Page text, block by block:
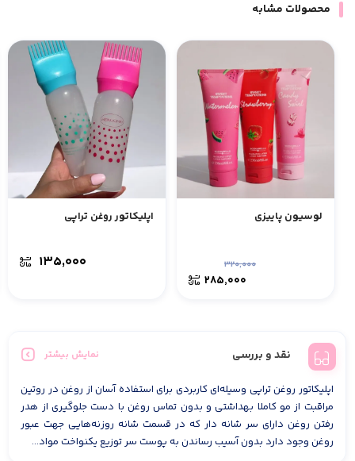
محصولات مشابه
لوسیون پاییزی
۳۲۰,۰۰۰
۲۸۵,۰۰۰
اپلیکاتور روغن تراپی
۱۳۵,۰۰۰
نقد و بررسی نمایش بیشتر
اپلیکاتور روغن تراپی وسیله‌ای کاربردی برای استفاده آسان از روغن در روتین
مراقبت از مو کاملا بهداشتی و بدون تماس روغن با دست جلوگیری از هدر
رفتن روغن دارای سر شانه دار که در قسمت شانه روزنه‌هایی جهت عبور
روغن وجود دارد بدون آسیب رساندن به پوست سر توزیع یکنواخت مواد...